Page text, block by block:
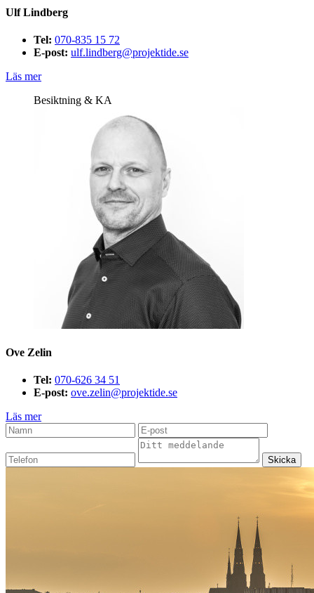
Ulf Lindberg
Tel: 070-835 15 72
E-post: ulf.lindberg@projektide.se
Läs mer
Besiktning & KA
Ove Zelin
Tel: 070-626 34 51
E-post: ove.zelin@projektide.se
Läs mer
Skicka